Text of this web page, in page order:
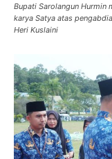
Bupati Sarolangun Hurmin
karya Satya atas
Heri Kuslaini